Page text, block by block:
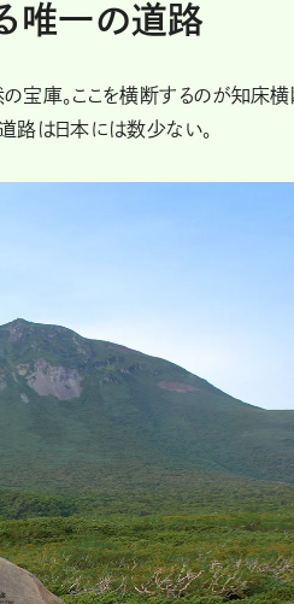
唯一の道路
宝庫。ここを横断するのが知床
路は日本には数少ない。